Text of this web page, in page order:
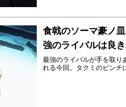
食戟のソーマ豪ノ
強のライバルは良
最強のライバルが手を取り
れる今回。タクミのピンチ